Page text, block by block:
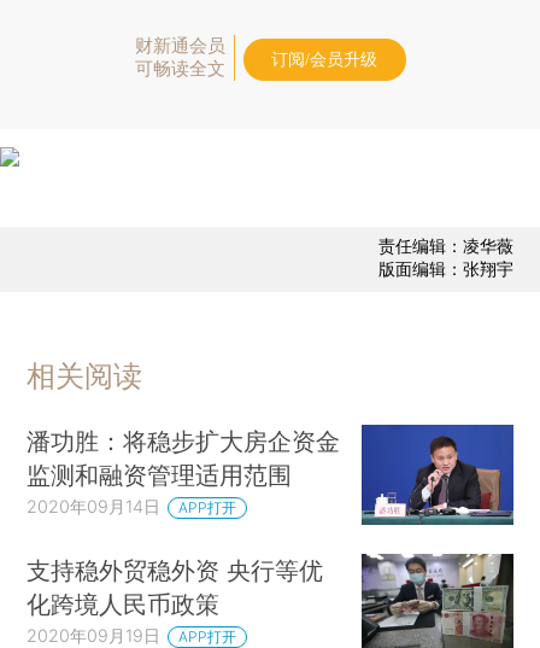
财新通会员
可畅读全文
订阅/会员升级
责任编辑：凌华薇
版面编辑：张翔宇
相关阅读
潘功胜：将稳步扩大房企资金
监测和融资管理适用范围
2020年09月14日 APP打开
支持稳外贸稳外资 央行等优
化跨境人民币政策
2020年09月19日 APP打开